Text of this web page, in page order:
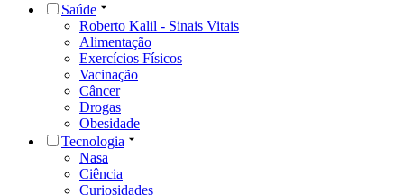
Saúde
Roberto Kalil - Sinais Vitais
Alimentação
Exercícios Físicos
Vacinação
Câncer
Drogas
Obesidade
Tecnologia
Nasa
Ciência
Curiosidades